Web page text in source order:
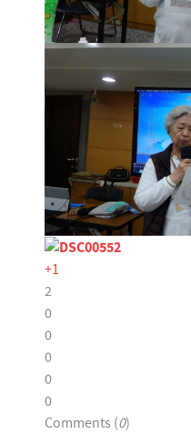
+1
2
0
0
0
0
0
Comments (0)